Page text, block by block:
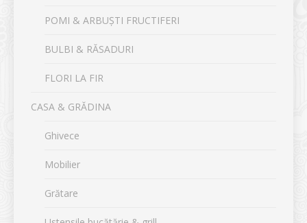
POMI & ARBUȘTI FRUCTIFERI
BULBI & RĂSADURI
FLORI LA FIR
CASA & GRĂDINA
Ghivece
Mobilier
Grătare